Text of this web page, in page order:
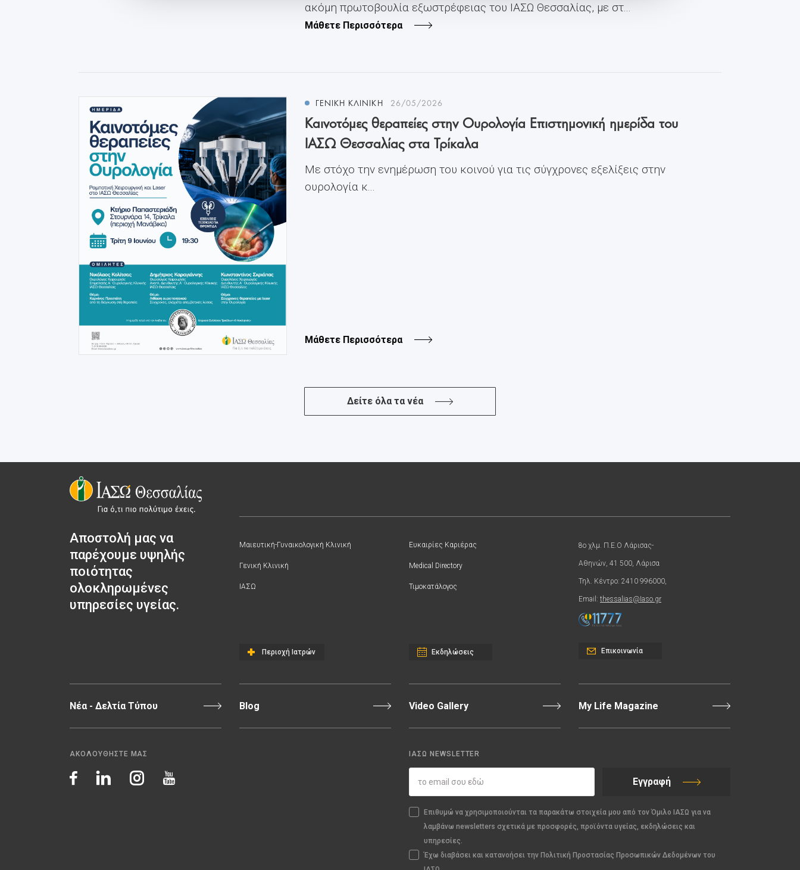
ακόμη πρωτοβουλία εξωστρέφειας του ΙΑΣΩ Θεσσαλίας, με στ...
Μάθετε Περισσότερα
ΓΕΝΙΚΗ ΚΛΙΝΙΚΗ 26/05/2026
Καινοτόμες θεραπείες στην Ουρολογία Επιστημονική ημερίδα του
ΙΑΣΩ Θεσσαλίας στα Τρίκαλα
Με στόχο την ενημέρωση του κοινού για τις σύγχρονες εξελίξεις στην
ουρολογία κ...
Μάθετε Περισσότερα
Δείτε όλα τα νέα
Αποστολή μας να
παρέχουμε υψηλής
ποιότητας
ολοκληρωμένες
υπηρεσίες υγείας.
Μαιευτική-Γυναικολογική Κλινική
Γενική Κλινική
ΙΑΣΩ
Περιοχή Ιατρών
Ευκαιρίες Καριέρας
Medical Directory
Τιμοκατάλογος
Εκδηλώσεις
8ο χλμ. Π.Ε.Ο Λάρισας-
Αθηνών, 41 500, Λάρισα
Τηλ. Κέντρο: 2410 996000,
Email: thessalias@Iaso.gr
Επικοινωνία
Νέα - Δελτία Τύπου Blog Video Gallery My Life Magazine
ΑΚΟΛΟΥΘΗΣΤΕ ΜΑΣ ΙΑΣΩ NEWSLETTER
Εγγραφή
Επιθυμώ να χρησιμοποιούνται τα παρακάτω στοιχεία μου από τον Όμιλο ΙΑΣΩ για να
λαμβάνω newsletters σχετικά με προσφορές, προϊόντα υγείας, εκδηλώσεις και
υπηρεσίες.
Έχω διαβάσει και κατανοήσει την Πολιτική Προστασίας Προσωπικών Δεδομένων του